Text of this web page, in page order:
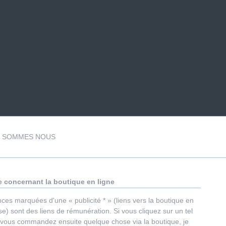
SOMMES NOUS
concernant la boutique en ligne
marquées d'une « publicité * » (liens vers la boutique en
sont des liens de rémunération. Si vous cliquez sur un tel
commandez ensuite quelque chose via la boutique, je